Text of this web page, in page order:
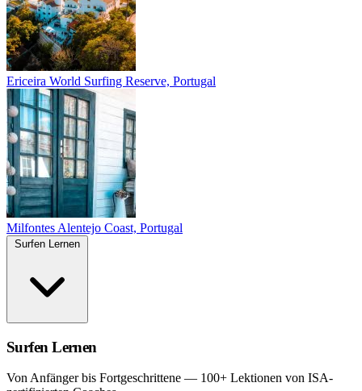
Ericeira World Surfing Reserve, Portugal
Milfontes Alentejo Coast, Portugal
Surfen Lernen
Von Anfänger bis Fortgeschrittene — 100+ Lektionen von ISA-